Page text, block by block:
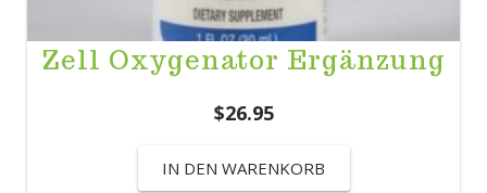
Zell Oxygenator Ergänzung
$26.95
IN DEN WARENKORB